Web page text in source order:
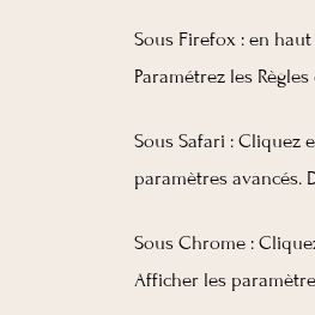
Sous Firefox : en
Paramétrez les
Sous Safari : Cliquez
paramètres avancés.
Sous Chrome :
Afficher les